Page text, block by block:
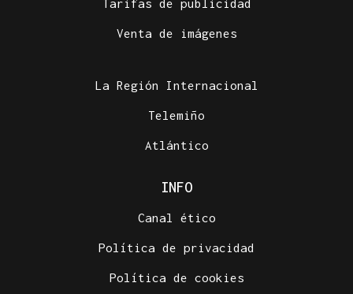
Tarifas de publicidad
Venta de imágenes
La Región Internacional
Telemiño
Atlántico
INFO
Canal ético
Política de privacidad
Política de cookies